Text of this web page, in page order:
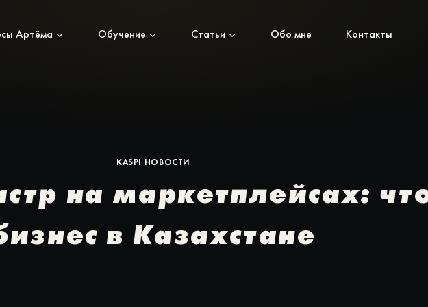
Артёма Обучение Статьи Обо мне Контакты
KASPI НОВОСТИ
на маркетплейсах:
в Казахстане